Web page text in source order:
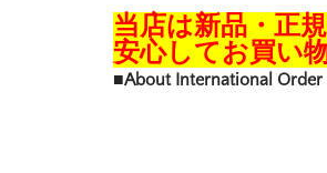
当店は新品・正
安心してお買い
■About International Order